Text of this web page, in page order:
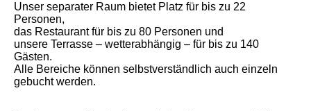
Unser separater Raum bietet Platz für bis zu 22
Personen,
das Restaurant für bis zu 80 Personen und
unsere Terrasse – wetterabhängig – für bis zu 140
Gästen.
Alle Bereiche können selbstverständlich auch einzeln
gebucht werden.